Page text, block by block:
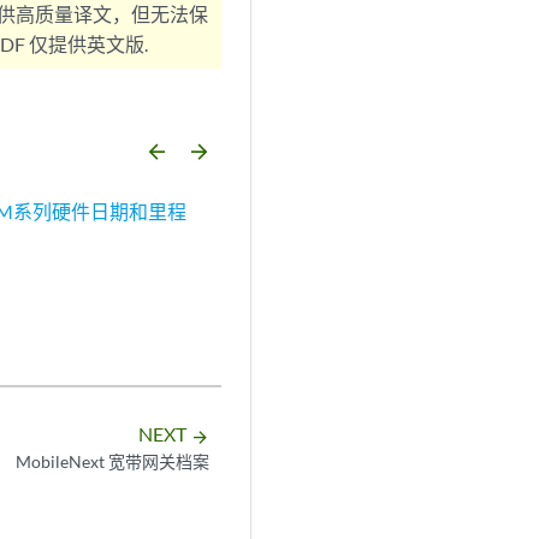
高质量译文，但无法保
仅提供英文版.
arrow_backward arrow_forward
系列硬件日期和里程
NEXT arrow_forward
MobileNext 宽带网关档案